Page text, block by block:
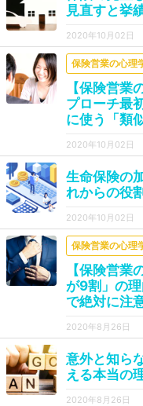
見直すと挙
2020年10月02日
保険営業の心理
【保険営
プローチ最
に使う「類
2020年10月02日
生命保険の
れからの役割
2020年10月02日
保険営業の心理
【保険営業
が9割」の
で絶対に注
2020年8月26日
意外と知ら
える本当の
2020年8月26日